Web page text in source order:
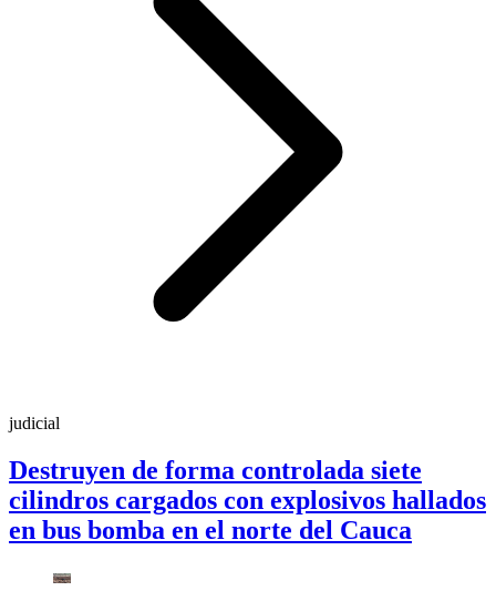
judicial
Destruyen de forma controlada siete
cilindros cargados con explosivos hallados
en bus bomba en el norte del Cauca